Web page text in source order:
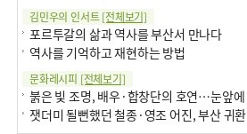
김민우의 인서트[전체보기]
포르투갈의 삶과 역사를 부산서 만나다
역사를 기억하고 재현하는 방법
문화레시피 [전체보기]
잿더미 될뻔했던 철종·영조 어진, 부산 귀환